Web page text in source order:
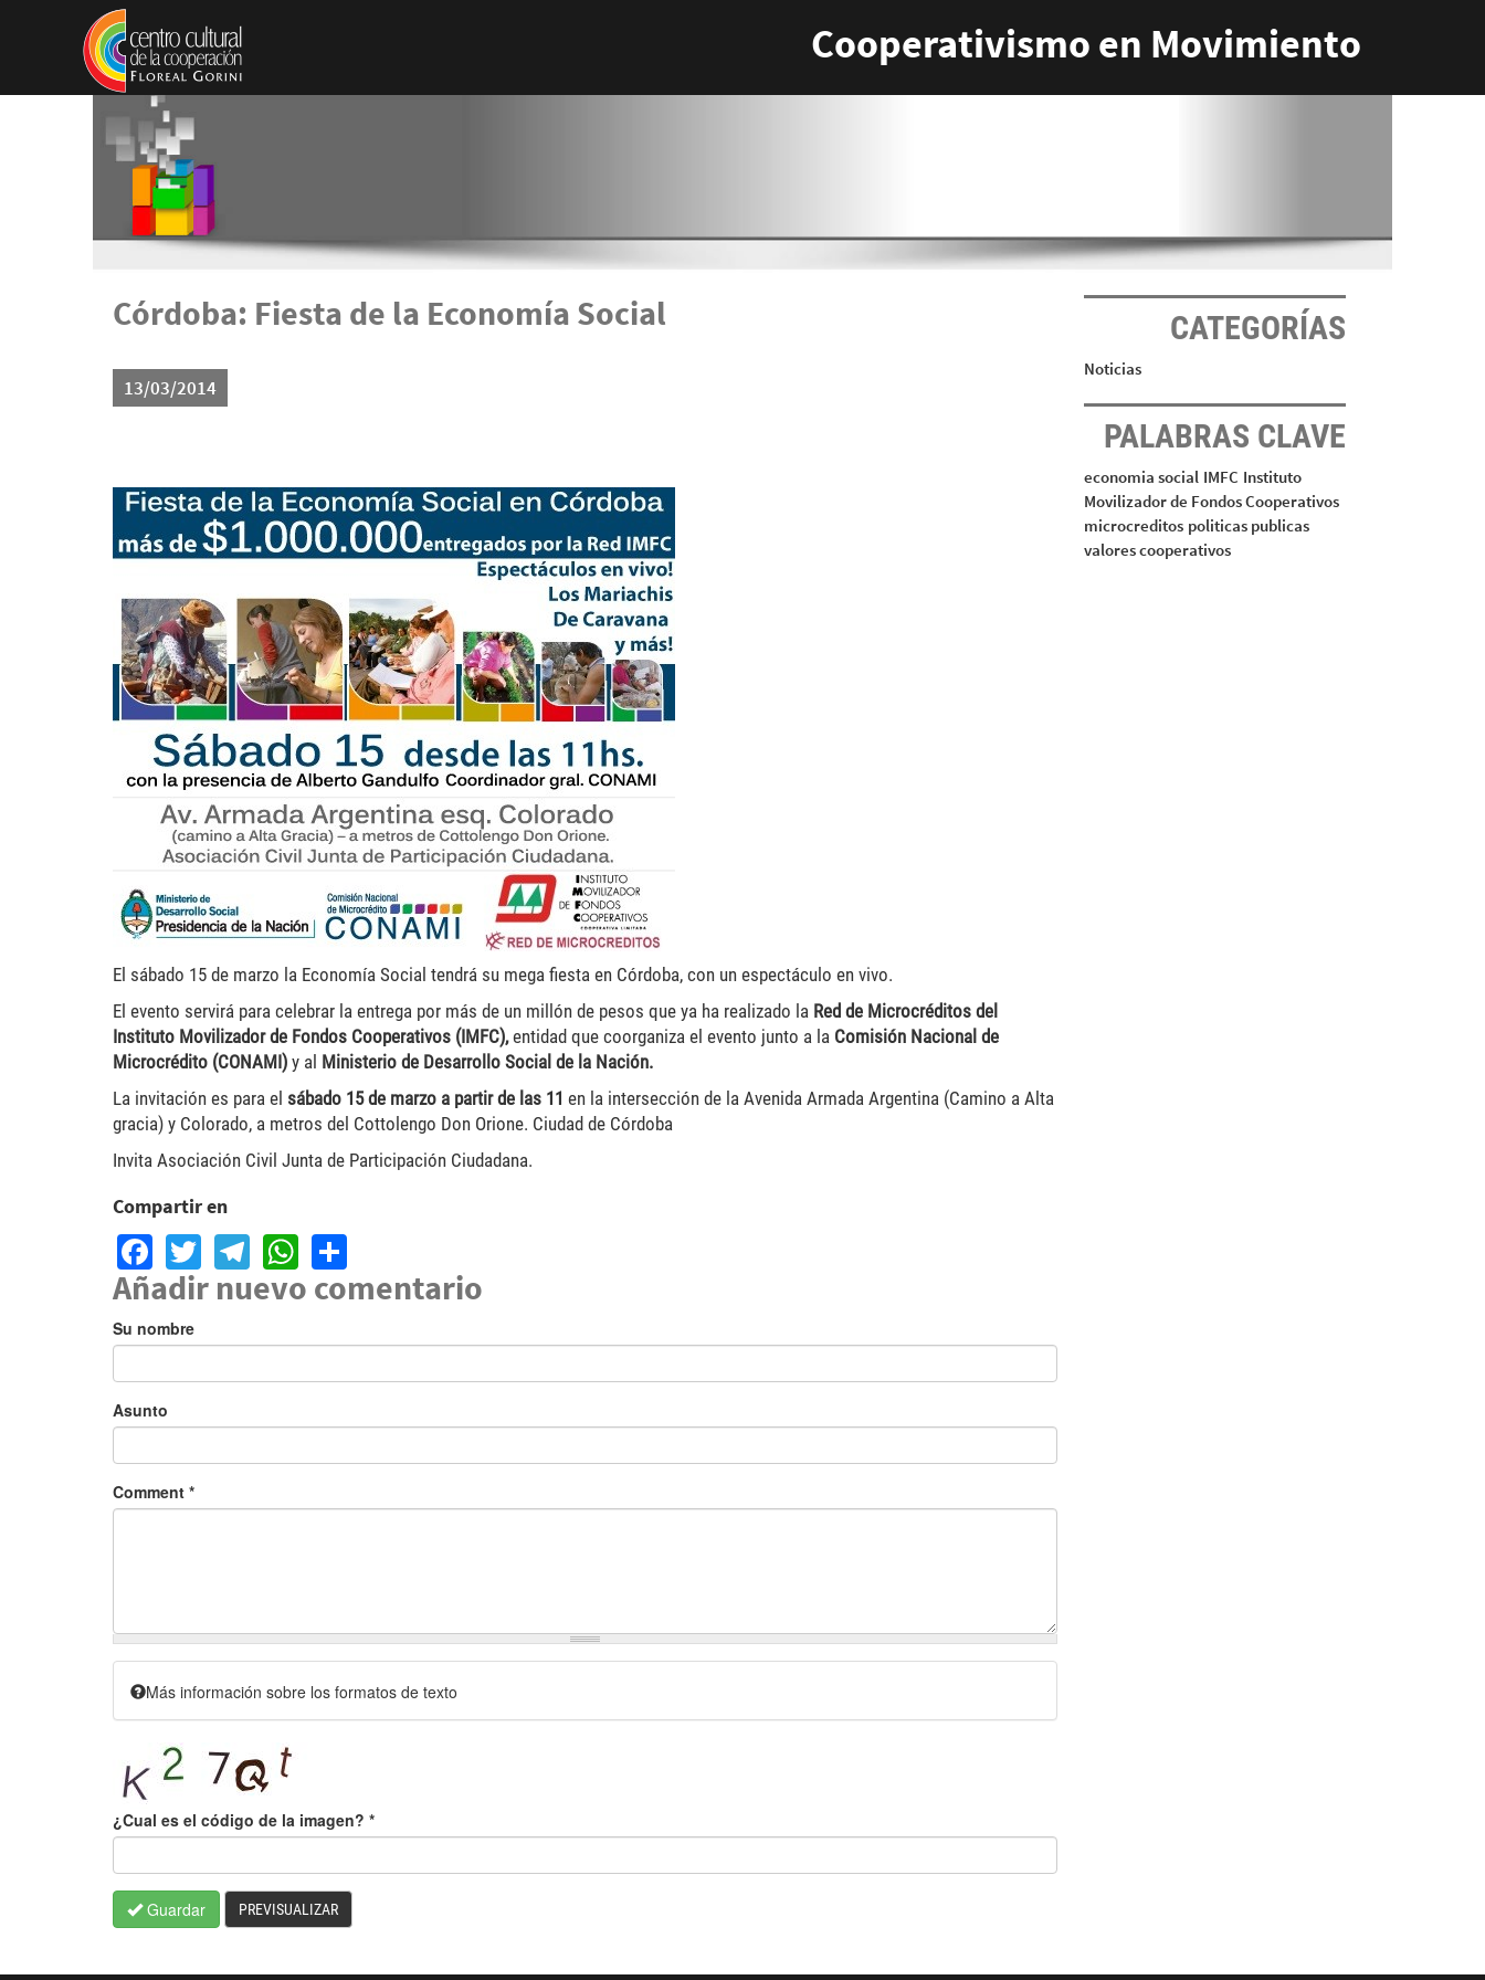
Pasar al contenido principal
Cooperativismo en Movimiento
Córdoba: Fiesta de la Economía Social
13/03/2014
micro.jpg
El sábado 15 de marzo la Economía Social tendrá su mega fiesta en Córdoba, con un espectáculo en vivo.
El evento servirá para celebrar la entrega por más de un millón de pesos que ya ha realizado la Red de Microcréditos del
Instituto Movilizador de Fondos Cooperativos (IMFC),entidad que coorganiza el evento junto a la Comisión Nacional de
Microcrédito (CONAMI) y al Ministerio de Desarrollo Social de la Nación.
La invitación es para el sábado 15 de marzo a partir de las 11 en la intersección de la Avenida Armada Argentina (Camino a Alta
gracia) y Colorado, a metros del Cottolengo Don Orione. Ciudad de Córdoba
Invita Asociación Civil Junta de Participación Ciudadana.
Compartir en
Facebook
TwitterTelegram
WhatsApp
Añadir nuevo comentario
Su nombre
Asunto
Comment *
Más información sobre los formatos de texto
¿Cual es el código de la imagen? *
Guardar PREVISUALIZAR
CATEGORÍAS
Noticias
PALABRAS CLAVE
economia social IMFC Instituto
Movilizador de Fondos Cooperativos
microcreditos politicas publicas
valores cooperativos